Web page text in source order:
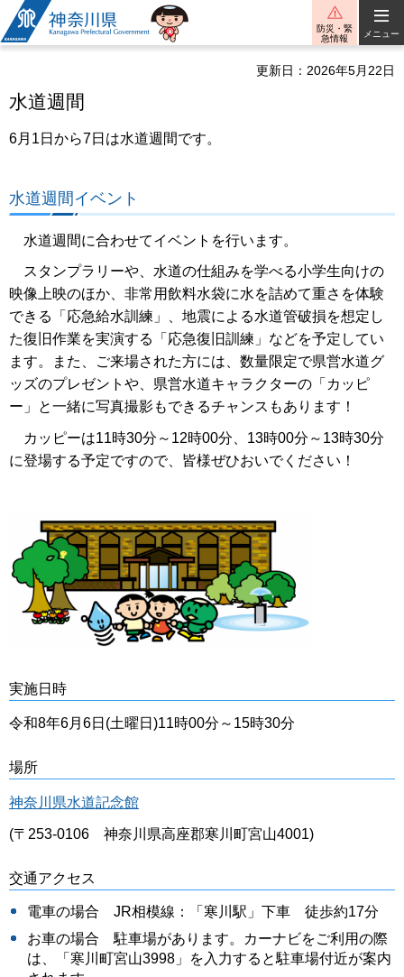
神奈川県
防災・緊
急情報
メニュー
更新日：2026年5月22日
水道週間
6月1日から7日は水道週間です。
水道週間イベント
水道週間に合わせてイベントを行います。
スタンプラリーや、水道の仕組みを学べる小学生向けの
映像上映のほか、非常用飲料水袋に水を詰めて重さを体験
できる「応急給水訓練」、地震による水道管破損を想定し
た復旧作業を実演する「応急復旧訓練」などを予定してい
ます。また、ご来場された方には、数量限定で県営水道グ
ッズのプレゼントや、県営水道キャラクターの「カッピ
ー」と一緒に写真撮影もできるチャンスもあります！
カッピーは11時30分～12時00分、13時00分～13時30分
に登場する予定ですので、皆様ぜひおいでください！
実施日時
令和8年6月6日(土曜日)11時00分～15時30分
場所
神奈川県水道記念館
(〒253-0106 神奈川県高座郡寒川町宮山4001)
交通アクセス
電車の場合 JR相模線：「寒川駅」下車 徒歩約17分
お車の場合 駐車場があります。カーナビをご利用の際
は、「寒川町宮山3998」を入力すると駐車場付近が案内